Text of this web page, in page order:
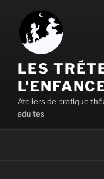
contenu
principal
LES
Ateliers de pratique
adultes